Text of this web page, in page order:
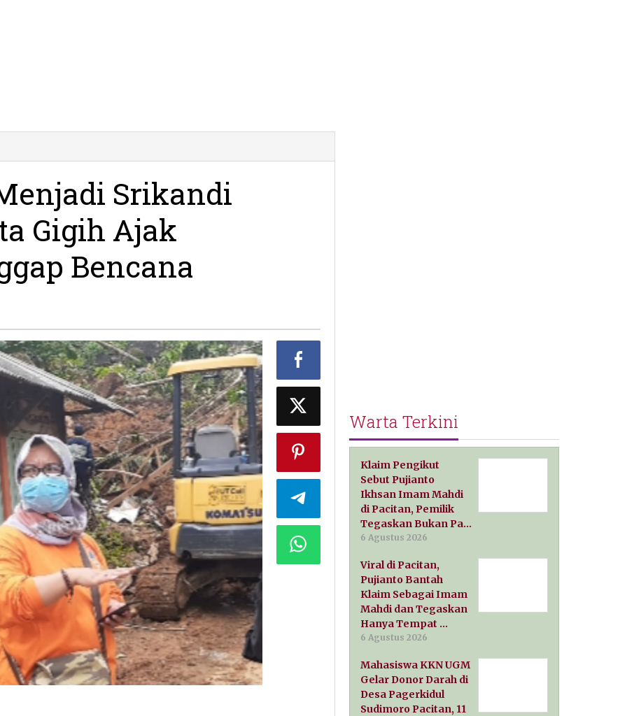
Srikandi
Gigih Ajak
Bencana
Warta Terkini
Klaim Pengikut
Sebut Pujianto
Ikhsan Imam Mahdi
di Pacitan, Pemilik
Tegaskan Bukan Pa…
6 Agustus 2026
Viral di Pacitan,
Pujianto Bantah
Klaim Sebagai Imam
Mahdi dan Tegaskan
Hanya Tempat …
6 Agustus 2026
Mahasiswa KKN UGM
Gelar Donor Darah di
Desa Pagerkidul
Sudimoro Pacitan, 11